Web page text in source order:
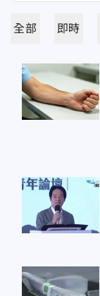
全部 即時